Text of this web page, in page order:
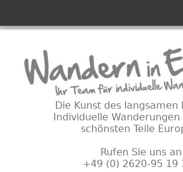
Inhalt
Die Kunst des langsamen
Individuelle
schönsten Teile
Rufen Sie uns an
+49 (0) 2620-95 19